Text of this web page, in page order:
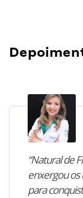
“Natural de
enxergou
para